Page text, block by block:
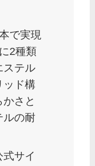
で実現
2種類
ステル
ッド構
さと
ルの耐
サイ